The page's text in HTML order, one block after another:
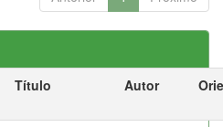
Título Autor